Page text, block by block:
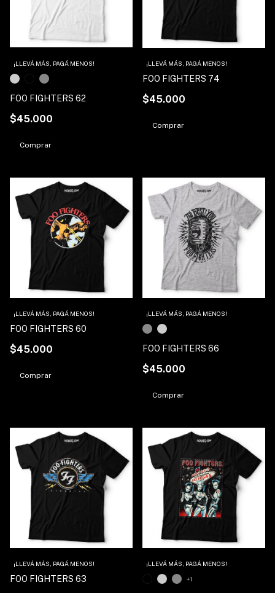
FOO FIGHTERS 62
$45.000
¡LLEVÁ MÁS, PAGÁ MENOS!
Comprar
FOO FIGHTERS 74
$45.000
¡LLEVÁ MÁS, PAGÁ MENOS!
Comprar
FOO FIGHTERS 60
$45.000
¡LLEVÁ MÁS, PAGÁ MENOS!
Comprar
FOO FIGHTERS 66
$45.000
¡LLEVÁ MÁS, PAGÁ MENOS!
Comprar
FOO FIGHTERS 63
¡LLEVÁ MÁS, PAGÁ MENOS! ¡LLEVÁ MÁS, PAGÁ MENOS!
+1